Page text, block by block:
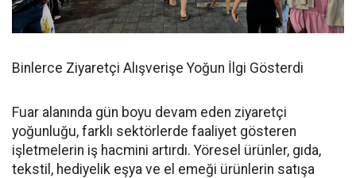
Binlerce Ziyaretçi Alışverişe Yoğun İlgi Gösterdi
Fuar alanında gün boyu devam eden ziyaretçi
yoğunluğu, farklı sektörlerde faaliyet gösteren
işletmelerin iş hacmini artırdı. Yöresel ürünler, gıda,
tekstil, hediyelik eşya ve el emeği ürünlerin satışa